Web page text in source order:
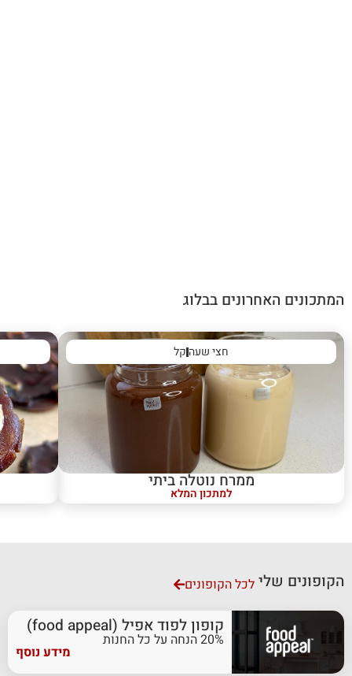
המתכונים האחרונים בבלוג
חצי שעהקל
ממרח נוטלה ביתי
למתכון המלא
הקופונים שלי לכל הקופונים
קופון לפוד אפיל (food appeal)
20% הנחה על כל החנות
מידע נוסף